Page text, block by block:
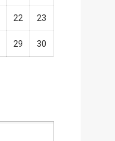
22 23
29 30